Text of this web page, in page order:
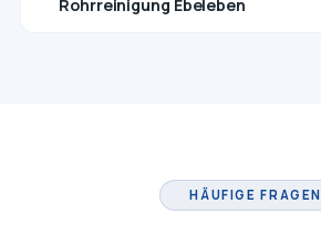
Rohrreinigung Ebeleben
HÄUFIGE FRAGEN